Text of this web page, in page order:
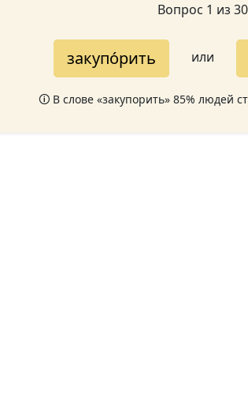
Вопрос 1 из 30
закупо́рить или
🛈 В слове «закупорить» 85% людей